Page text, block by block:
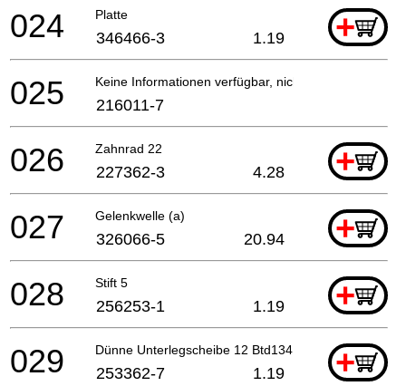
Platte +
024 346466-3 1.19
Keine Informationen verfügbar, nicht bestellbar
025 216011-7
Zahnrad 22 +
026 227362-3 4.28
Gelenkwelle (a) +
027 326066-5 20.94
Stift 5 +
028 256253-1 1.19
Dünne Unterlegscheibe 12 Btd134 +
029 253362-7 1.19